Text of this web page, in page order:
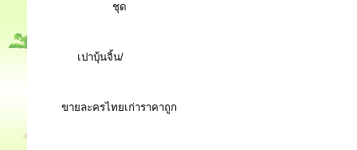
ชุด
เปาบุ้นจิ้น/
ขายละครไทยเก่าราคาถูก